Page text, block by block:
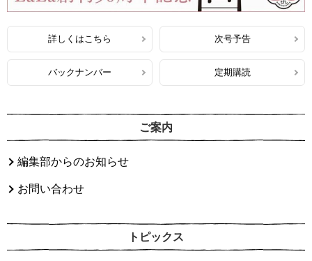
詳しくはこちら 次号予告
バックナンバー 定期購読
ご案内
編集部からのお知らせ
お問い合わせ
トピックス